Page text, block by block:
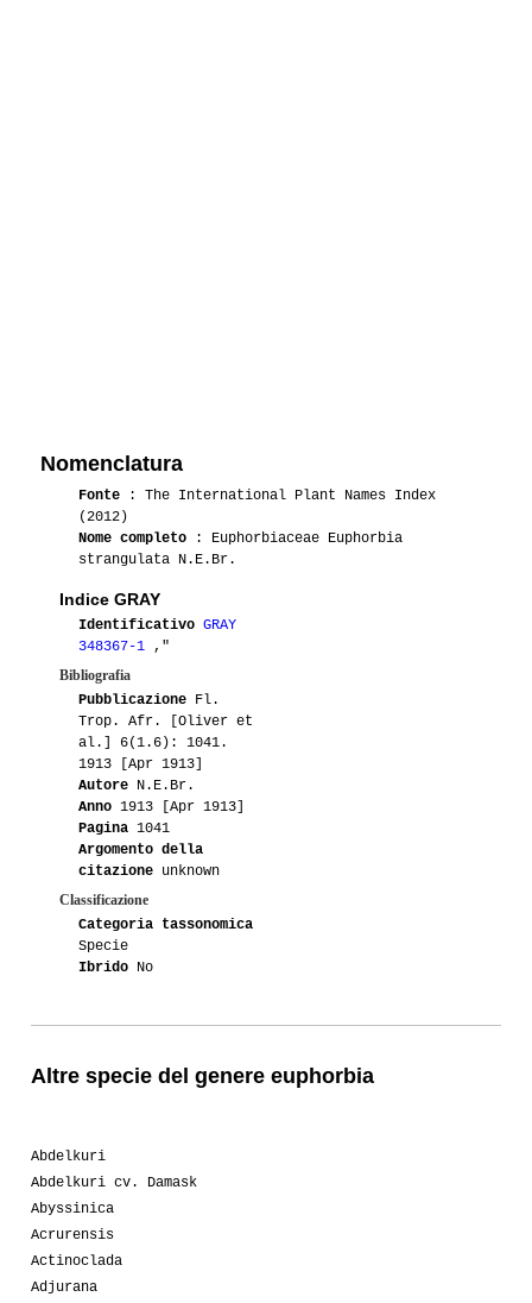
Nomenclatura
Fonte : The International Plant Names Index
(2012)
Nome completo : Euphorbiaceae Euphorbia
strangulata N.E.Br.
Indice GRAY
Identificativo GRAY
348367-1 ,"
Bibliografia
Pubblicazione Fl.
Trop. Afr. [Oliver et
al.] 6(1.6): 1041.
1913 [Apr 1913]
Autore N.E.Br.
Anno 1913 [Apr 1913]
Pagina 1041
Argomento della
citazione unknown
Classificazione
Categoria tassonomica
Specie
Ibrido No
Altre specie del genere euphorbia
Abdelkuri
Abdelkuri cv. Damask
Abyssinica
Acrurensis
Actinoclada
Adjurana